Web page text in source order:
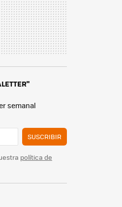
semanal
SUSCRIBIR
política de